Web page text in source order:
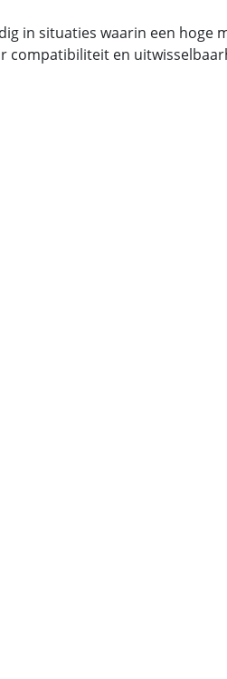
in situaties waarin een hoge
compatibiliteit en